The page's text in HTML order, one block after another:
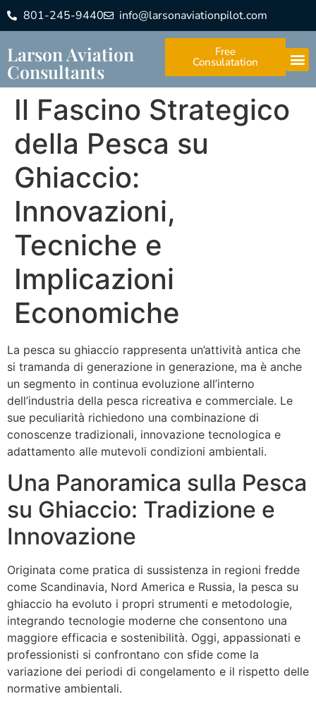
801-245-9440 info@larsonaviationpilot.com
Larson Aviation
Consultants
Free
Consulatation
Il Fascino Strategico
della Pesca su
Ghiaccio:
Innovazioni,
Tecniche e
Implicazioni
Economiche
La pesca su ghiaccio rappresenta un’attività antica che
si tramanda di generazione in generazione, ma è anche
un segmento in continua evoluzione all’interno
dell’industria della pesca ricreativa e commerciale. Le
sue peculiarità richiedono una combinazione di
conoscenze tradizionali, innovazione tecnologica e
adattamento alle mutevoli condizioni ambientali.
Una Panoramica sulla Pesca
su Ghiaccio: Tradizione e
Innovazione
Originata come pratica di sussistenza in regioni fredde
come Scandinavia, Nord America e Russia, la pesca su
ghiaccio ha evoluto i propri strumenti e metodologie,
integrando tecnologie moderne che consentono una
maggiore efficacia e sostenibilità. Oggi, appassionati e
professionisti si confrontano con sfide come la
variazione dei periodi di congelamento e il rispetto delle
normative ambientali.